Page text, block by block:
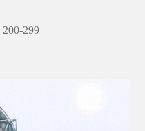
200-299